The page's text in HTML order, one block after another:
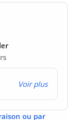
Voir plus
ou par